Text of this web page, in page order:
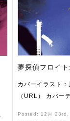
夢探偵フロイ
カバーイラスト
（URL） カバー
Posted: 12月